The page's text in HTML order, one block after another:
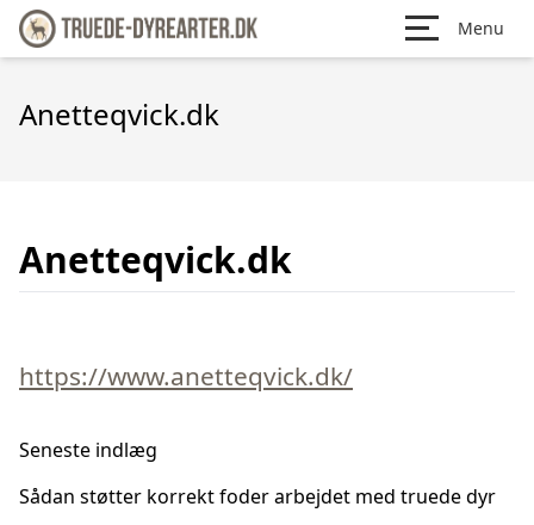
Menu
Anetteqvick.dk
Anetteqvick.dk
https://www.anetteqvick.dk/
Seneste indlæg
Sådan støtter korrekt foder arbejdet med truede dyr